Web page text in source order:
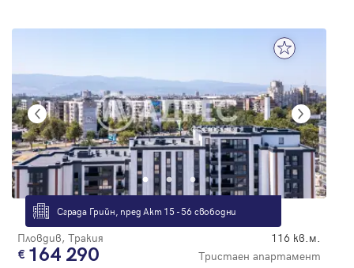
Сграда Грийн, пред Акт 15 - 56 свободни
Пловдив, Тракия 116 кв.м.
164 290
Тристаен апартамент